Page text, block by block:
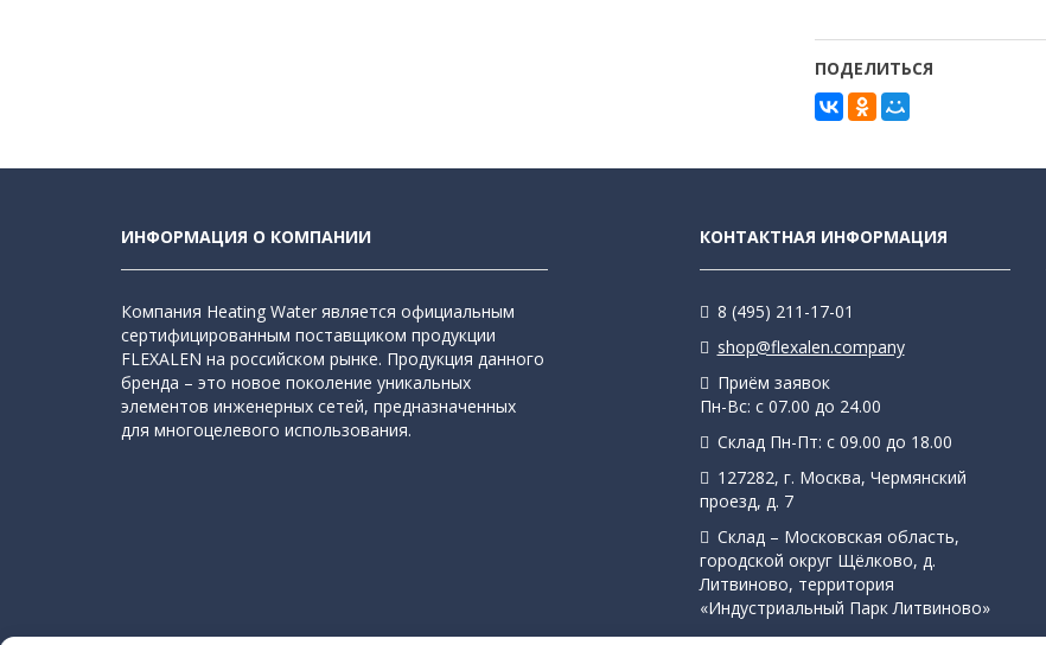
ПОДЕЛИТЬСЯ
ИНФОРМАЦИЯ О КОМПАНИИ
Компания Heating Water является официальным
сертифицированным поставщиком продукции
FLEXALEN на российском рынке. Продукция данного
бренда – это новое поколение уникальных
элементов инженерных сетей, предназначенных
для многоцелевого использования.
КОНТАКТНАЯ ИНФОРМАЦИЯ
8 (495) 211-17-01
shop@flexalen.company
Приём заявок
Пн-Вс: с 07.00 до 24.00
Склад Пн-Пт: с 09.00 до 18.00
127282, г. Москва, Чермянский
проезд, д. 7
Склад – Московская область,
городской округ Щёлково, д.
Литвиново, территория
«Индустриальный Парк Литвиново»